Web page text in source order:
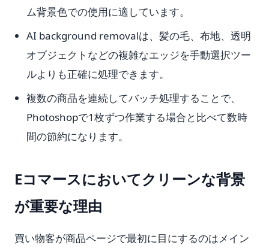
ム背景色での使用に適しています。
AI background removalは、髪の毛、布地、透明
オブジェクトなどの複雑なエッジを手動選択ツー
ルよりも正確に処理できます。
複数の商品を連続してバッチ処理することで、
Photoshopで1枚ずつ作業する場合と比べて数時
間の節約になります。
Eコマースにおいてクリーンな背景
が重要な理由
買い物客が商品ページで最初に目にするのはメイン